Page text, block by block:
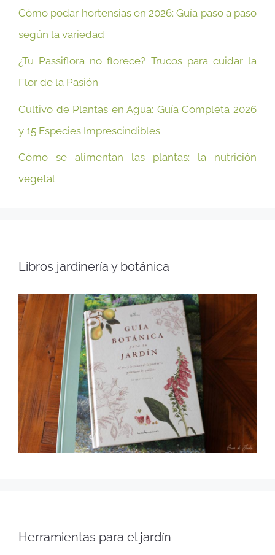
Cómo podar hortensias en 2026: Guía paso a paso
según la variedad
¿Tu Passiflora no florece? Trucos para cuidar la
Flor de la Pasión
Cultivo de Plantas en Agua: Guía Completa 2026
y 15 Especies Imprescindibles
Cómo se alimentan las plantas: la nutrición
vegetal
Libros jardinería y botánica
Herramientas para el jardín